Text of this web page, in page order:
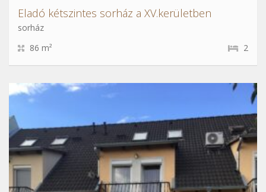
Eladó kétszintes sorház a XV.kerületben
sorház
86 m²
2